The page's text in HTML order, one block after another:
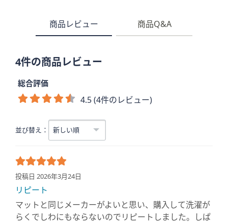
商品レビュー 商品Q&A
4件の商品レビュー
総合評価
4.5 (4件のレビュー)
並び替え：
投稿日 2026年3月24日
リピート
マットと同じメーカーがよいと思い、購入して洗濯が
らくでしわにもならないのでリピートしました。しぱ